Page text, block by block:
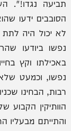
תביעה נגדו!".
הסובבים ידעו
לא יכול היה
נפשו ביודעו
באכילתו וקץ
נפשו, וכמעט
רבות, הבחינו
הוותיקין הקבוע
והתייתם מבעליו